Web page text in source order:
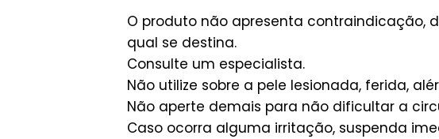
O produto não apresenta contraindicação,
qual se destina.
Consulte um especialista.
Não utilize sobre a pele lesionada, ferida,
Não aperte demais para não dificultar a
Caso ocorra alguma irritação, suspenda